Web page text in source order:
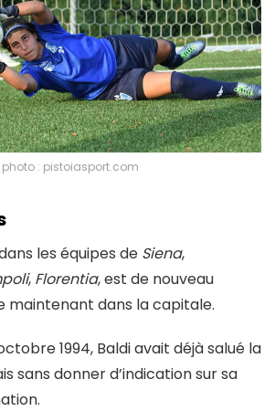
photo : pistoiasport.com
les équipes de Siena,
, Florentia, est de nouveau
maintenant dans la capitale.
1994, Baldi avait déjà salué la
sans donner d’indication sur sa